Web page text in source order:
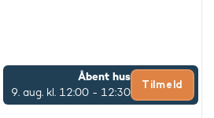
Åbent hus
9. aug. kl. 12:00 - 12:30
Tilmeld